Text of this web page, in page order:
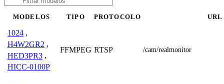
MODELOS TIPO PROTOCOLO URL
1024 ,
H4W2GR2 ,
HED3PR3 ,
HICC-0100P
FFMPEG RTSP /cam/realmonitor